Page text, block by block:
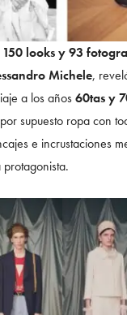
150 looks y 93
Michele,
a los años60tas y
supuesto ropa con
e incrustaciones